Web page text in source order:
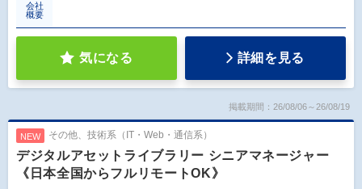
会社
概要
気になる 詳細を見る
掲載期間：26/08/06～26/08/19
NEW その他、技術系（IT・Web・通信系）
デジタルアセットライブラリー シニアマネージャー
《日本全国からフルリモートOK》